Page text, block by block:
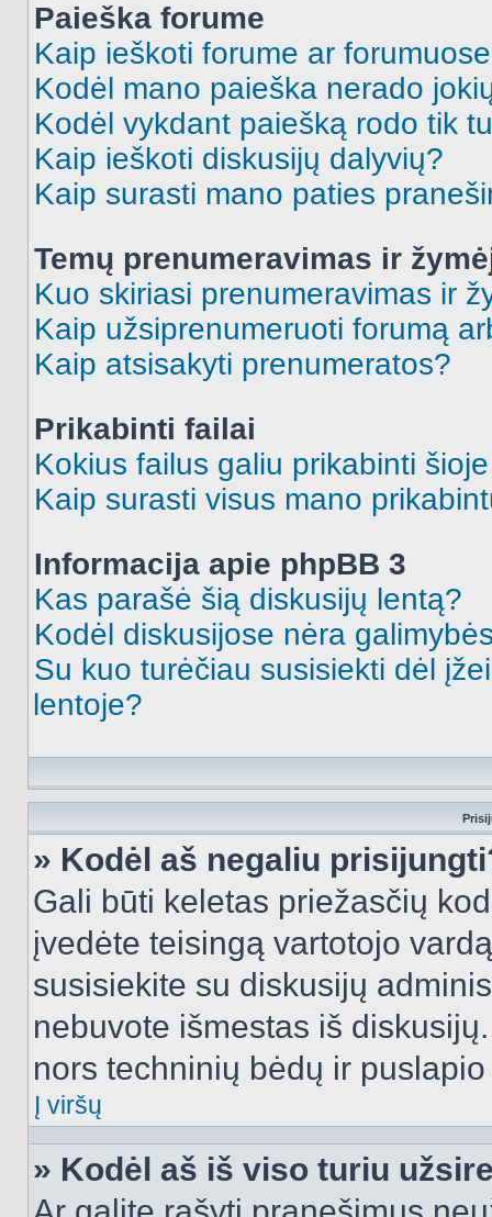
Paieška forume
Kaip ieškoti forume ar
Kodėl mano paieška nerado
Kodėl vykdant paiešką rodo tik
Kaip ieškoti diskusijų dalyvių?
Kaip surasti mano paties
Temų prenumeravimas ir
Kuo skiriasi prenumeravimas ir
Kaip užsiprenumeruoti forumą
Kaip atsisakyti prenumeratos?
Prikabinti failai
Kokius failus galiu prikabinti
Kaip surasti visus mano
Informacija apie phpBB 3
Kas parašė šią diskusijų lentą?
Kodėl diskusijose nėra
Su kuo turėčiau susisiekti dėl
lentoje?
» Kodėl aš negaliu
Gali būti keletas priežasčių
įvedėte teisingą vartotojo
susisiekite su diskusijų
nebuvote išmestas iš
nors techninių bėdų ir
Į viršų
» Kodėl aš iš viso turiu